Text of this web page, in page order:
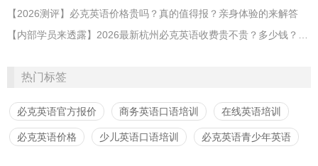
【2026测评】必克英语价格贵吗？真的值得报？亲身体验的来解答
【内部学员来透露】2026最新杭州必克英语收费贵不贵？多少钱？效果怎么样？靠谱吗？
热门标签
必克英语官方报价 商务英语口语培训 在线英语培训
必克英语价格 少儿英语口语培训 必克英语青少年英语